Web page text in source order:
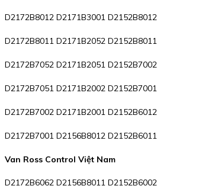
D2172B8012 D2171B3001 D2152B8012
D2172B8011 D2171B2052 D2152B8011
D2172B7052 D2171B2051 D2152B7002
D2172B7051 D2171B2002 D2152B7001
D2172B7002 D2171B2001 D2152B6012
D2172B7001 D2156B8012 D2152B6011
Van Ross Control Việt Nam
D2172B6062 D2156B8011 D2152B6002